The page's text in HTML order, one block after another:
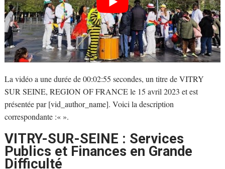
La vidéo a une durée de 00:02:55 secondes, un titre de VITRY
SUR SEINE, REGION OF FRANCE le 15 avril 2023 et est
présentée par [vid_author_name]. Voici la description
correspondante :« ».
VITRY-SUR-SEINE : Services
Publics et Finances en Grande
Difficulté